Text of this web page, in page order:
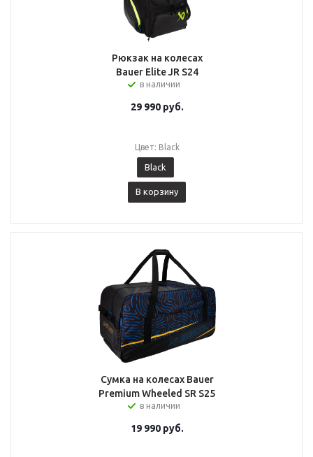
Рюкзак на колесах
Bauer Elite JR S24
в наличии
29 990руб.
Цвет: Black
Black
В корзину
Сумка на колесах Bauer
Premium Wheeled SR S25
в наличии
19 990руб.